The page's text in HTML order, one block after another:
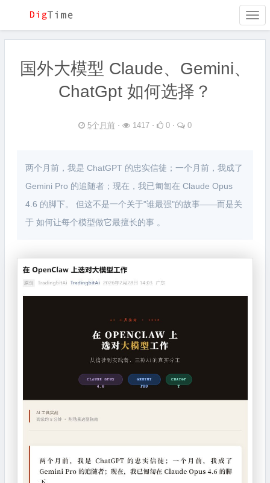
国外大模型 Claude、Gemini、
ChatGpt 如何选择？
5个月前 ⋅ 1417 ⋅ 0 ⋅ 0
两个月前，我是 ChatGPT 的忠实信徒；一个月前，我成了
Gemini Pro 的追随者；现在，我已匍匐在 Claude Opus
4.6 的脚下。 但这不是一个关于"谁最强"的故事——而是关
于 如何让每个模型做它最擅长的事 。